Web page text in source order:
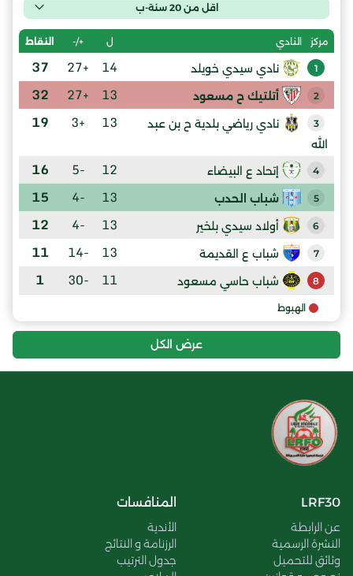
اقل من 20 سنة-ب
مركز النادي ل +/- النقاط
1 نادي سيدي خويلد 14
+27
37
2 أتلتيك ح مسعود 13
+27
32
3
نادي رياضي بلدية ح بن عبد
الله
13
+3
19
4 إتحاد ع البيضاء 12
-5
16
5 شباب الحدب 13
-4
15
6 أولاد سيدي بلخير 13
-4
12
7 شباب ع القديمة 13
-14
11
8 شباب حاسي مسعود 11
-30
1
الهبوط
عرض الكل
LRF30
عن الرابطة
النشرة الرسمية
وثائق للتحميل
المنافسات
الأندية
الرزنامة و النتائج
جدول الترتيب